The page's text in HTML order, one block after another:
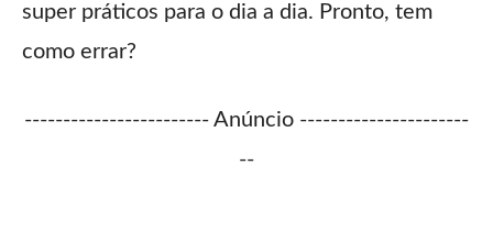
super práticos para o dia a dia. Pronto, tem
como errar?
------------------------ Anúncio ----------------------
--